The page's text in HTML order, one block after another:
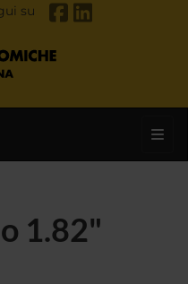
su
1.82"